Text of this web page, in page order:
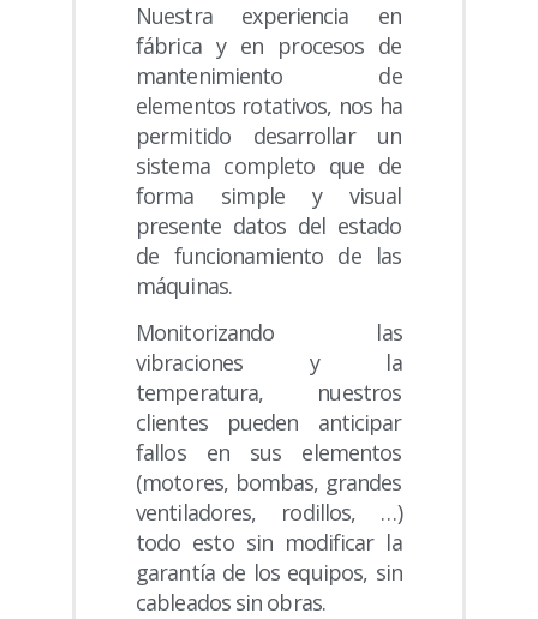
Nuestra experiencia en
fábrica y en procesos de
mantenimiento de
elementos rotativos, nos ha
permitido desarrollar un
sistema completo que de
forma simple y visual
presente datos del estado
de funcionamiento de las
máquinas.
Monitorizando las
vibraciones y la
temperatura, nuestros
clientes pueden anticipar
fallos en sus elementos
(motores, bombas, grandes
ventiladores, rodillos, …)
todo esto sin modificar la
garantía de los equipos, sin
cableados sin obras.